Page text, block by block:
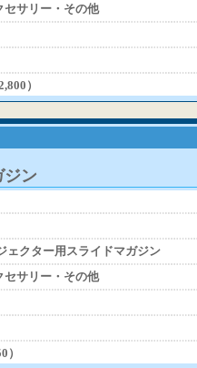
セサリー・その他
）
ジン
ェクター用スライドマガジン
セサリー・その他
）